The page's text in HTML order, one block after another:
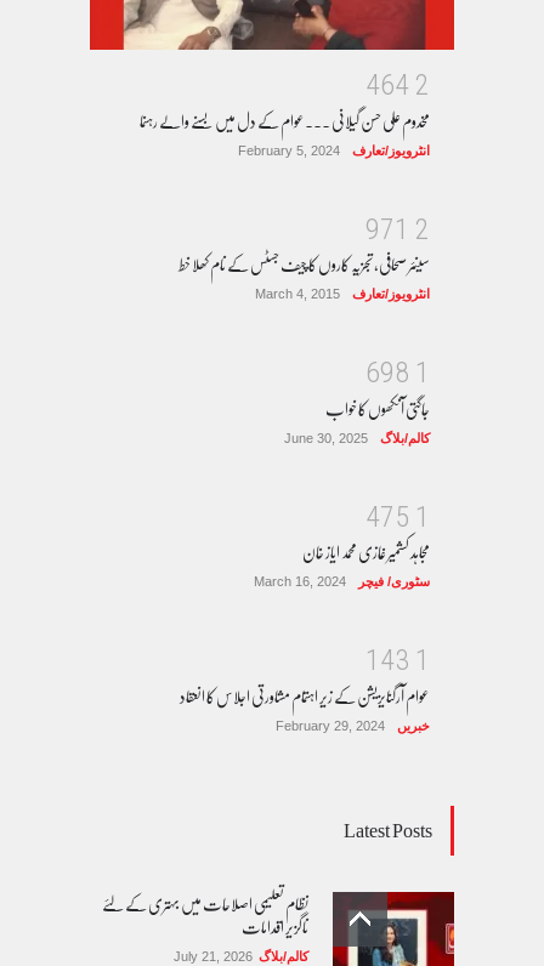
2
4
6
4
مخدوم علی حسن گیلانی ۔۔۔عوام کے دل میں بسنے والے رہنما
انٹرویوز/تعارف February 5, 2024
2
1
7
9
سینئر صحافی، تجزیہ کاروں کا چیف جسٹس کے نام کھلا خط
انٹرویوز/تعارف March 4, 2015
1
8
9
6
جاگتی آنکھوں کا خواب
کالم/بلاگ June 30, 2025
1
5
7
4
مجاہد کشمیر غازی محمد ایاز خان
سٹوری/ فیچر March 16, 2024
1
3
4
1
عوام آرگنایزیشن کے زیر اہتمام مشاورتی اجلاس کا انعقاد
خبریں February 29, 2024
Latest Posts
نظام تعلیمی اصلاحات میں بہتری کے لئے
ناگزیر اقدامات
کالم/بلاگ July 21, 2026